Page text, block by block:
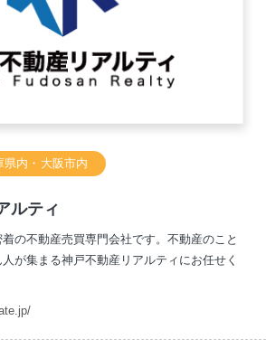
県内・大阪市内
ルティ
の不動産売買専門会社です。不動産のこと
が集まる神戸不動産リアルティにお任せく